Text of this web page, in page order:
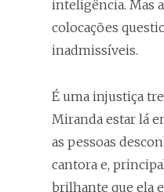
inteligência. Mas
colocações
inadmissíveis.
É uma injustiça
Miranda estar lá
as pessoas
cantora e,
brilhante que ela